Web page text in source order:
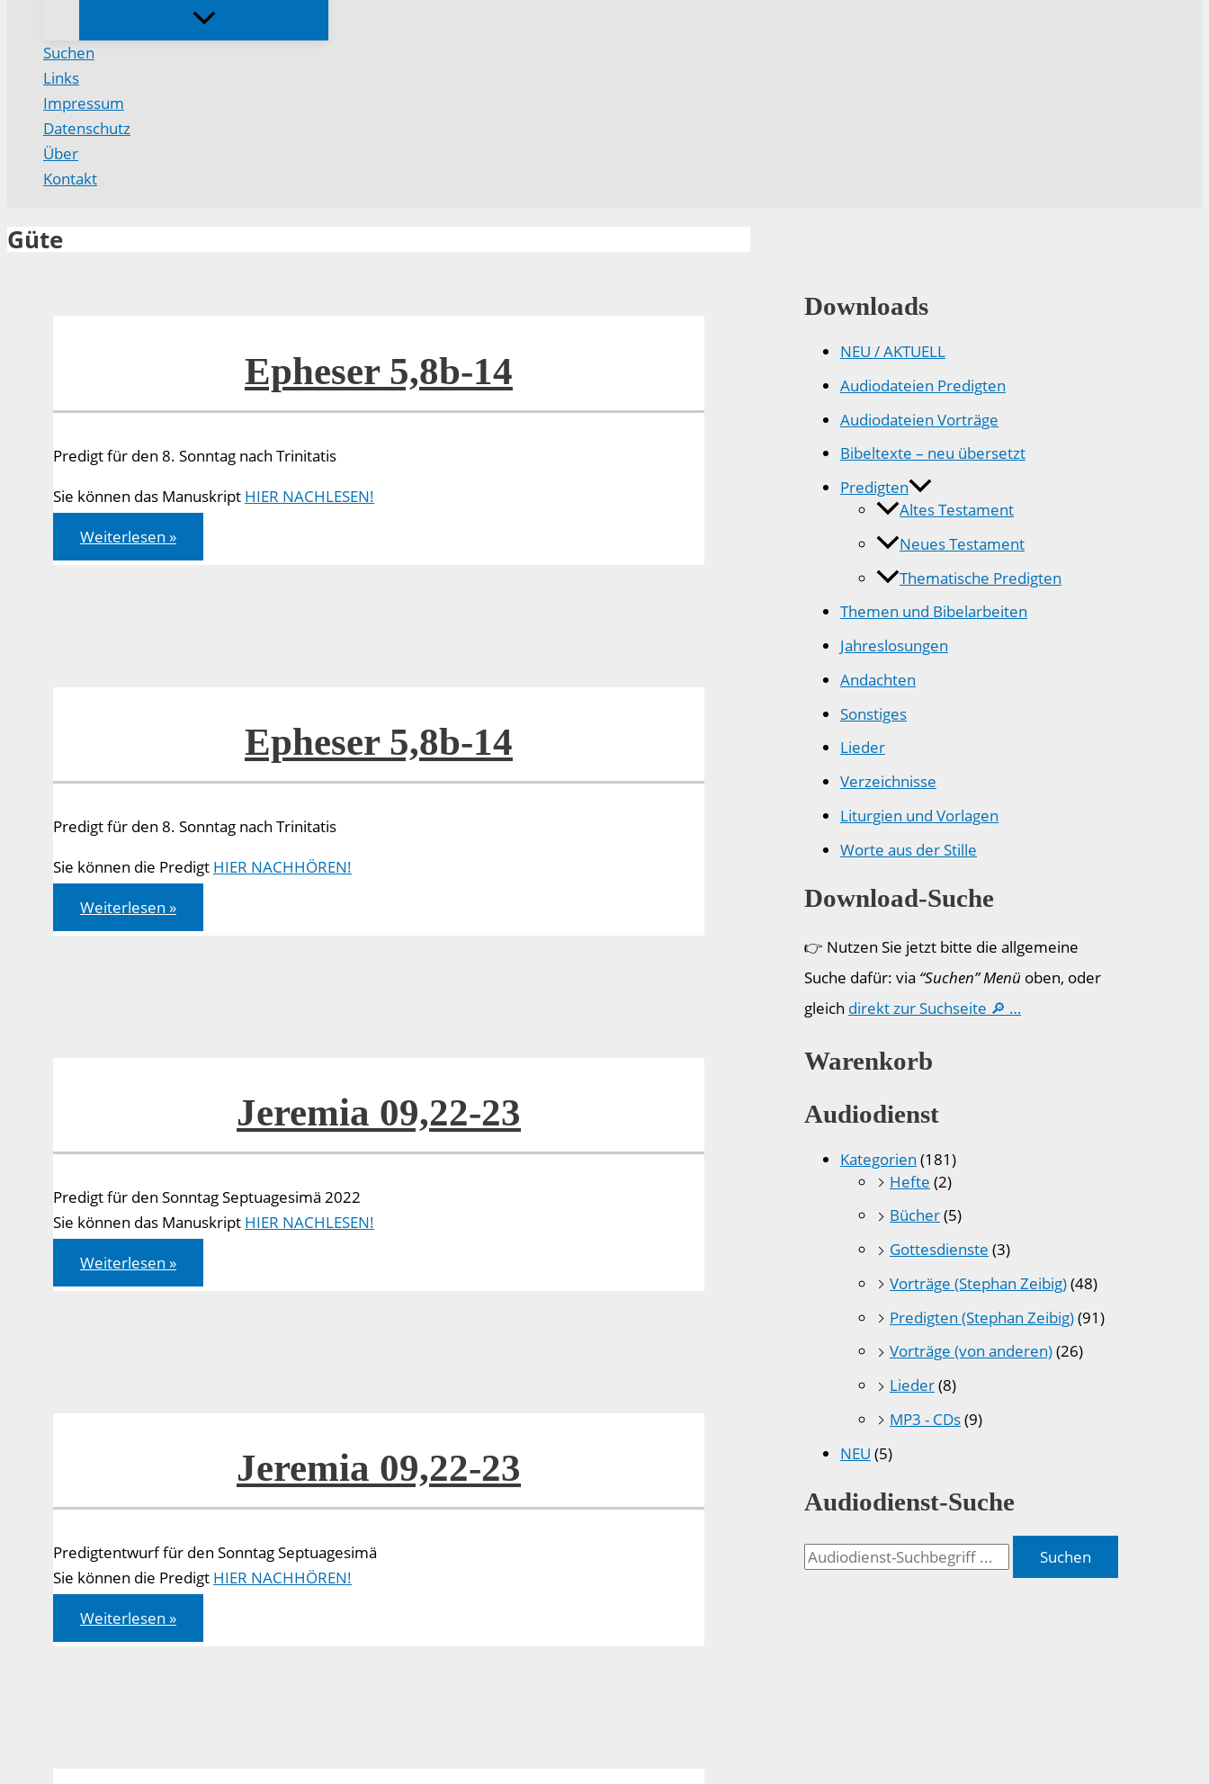
Suchen
Links
Impressum
Datenschutz
Über
Kontakt
Güte
Epheser 5,8b-14
Predigt für den 8. Sonntag nach Trinitatis
Sie können das Manuskript HIER NACHLESEN!
Epheser
5,8b-
14
Weiterlesen »
Epheser 5,8b-14
Predigt für den 8. Sonntag nach Trinitatis
Sie können die Predigt HIER NACHHÖREN!
Epheser
5,8b-
14
Weiterlesen »
Jeremia 09,22-23
Predigt für den Sonntag Septuagesimä 2022
Sie können das Manuskript HIER NACHLESEN!
Jeremia
09,22-
23
Weiterlesen »
Jeremia 09,22-23
Predigtentwurf für den Sonntag Septuagesimä
Sie können die Predigt HIER NACHHÖREN!
Jeremia
09,22-
23
Weiterlesen »
Downloads
NEU / AKTUELL
Audiodateien Predigten
Audiodateien Vorträge
Bibeltexte – neu übersetzt
Predigten
Altes Testament
Neues Testament
Thematische Predigten
Themen und Bibelarbeiten
Jahreslosungen
Andachten
Sonstiges
Lieder
Verzeichnisse
Liturgien und Vorlagen
Worte aus der Stille
Download-Suche
👉 Nutzen Sie jetzt bitte die allgemeine
Suche dafür: via “Suchen” Menü oben, oder
gleich direkt zur Suchseite 🔎 …
Warenkorb
Audiodienst
Kategorien (181)
Hefte (2)
Bücher(5)
Gottesdienste (3)
Vorträge (Stephan Zeibig)(48)
Predigten (Stephan Zeibig)(91)
Vorträge (von anderen)(26)
Lieder(8)
MP3 - CDs(9)
NEU (5)
Audiodienst-Suche
Suchen